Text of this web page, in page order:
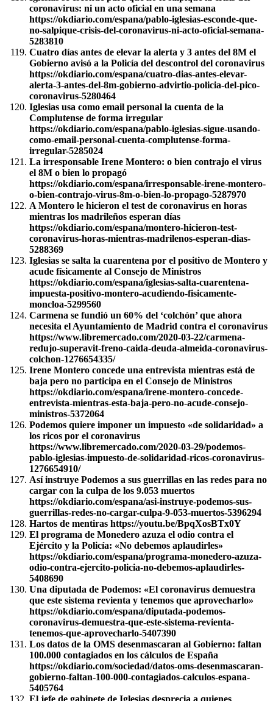
coronavirus: ni un acto oficial en una semana
https://okdiario.com/espana/pablo-iglesias-esconde-que-
no-salpique-crisis-del-coronavirus-ni-acto-oficial-semana-
5283810
Cuatro días antes de elevar la alerta y 3 antes del 8M el
Gobierno avisó a la Policía del descontrol del coronavirus
https://okdiario.com/espana/cuatro-dias-antes-elevar-
alerta-3-antes-del-8m-gobierno-advirtio-policia-del-pico-
coronavirus-5280464
Iglesias usa como email personal la cuenta de la
Complutense de forma irregular
https://okdiario.com/espana/pablo-iglesias-sigue-usando-
como-email-personal-cuenta-complutense-forma-
irregular-5285024
La irresponsable Irene Montero: o bien contrajo el virus
el 8M o bien lo propagó
https://okdiario.com/espana/irresponsable-irene-montero-
o-bien-contrajo-virus-8m-o-bien-lo-propago-5287970
A Montero le hicieron el test de coronavirus en horas
mientras los madrileños esperan días
https://okdiario.com/espana/montero-hicieron-test-
coronavirus-horas-mientras-madrilenos-esperan-dias-
5288369
Iglesias se salta la cuarentena por el positivo de Montero y
acude físicamente al Consejo de Ministros
https://okdiario.com/espana/iglesias-salta-cuarentena-
impuesta-positivo-montero-acudiendo-fisicamente-
moncloa-5299560
Carmena se fundió un 60% del ‘colchón’ que ahora
necesita el Ayuntamiento de Madrid contra el coronavirus
https://www.libremercado.com/2020-03-22/carmena-
redujo-superavit-freno-caida-deuda-almeida-coronavirus-
colchon-1276654335/
Irene Montero concede una entrevista mientras está de
baja pero no participa en el Consejo de Ministros
https://okdiario.com/espana/irene-montero-concede-
entrevista-mientras-esta-baja-pero-no-acude-consejo-
ministros-5372064
Podemos quiere imponer un impuesto «de solidaridad» a
los ricos por el coronavirus
https://www.libremercado.com/2020-03-29/podemos-
pablo-iglesias-impuesto-de-solidaridad-ricos-coronavirus-
1276654910/
Así instruye Podemos a sus guerrillas en las redes para no
cargar con la culpa de los 9.053 muertos
https://okdiario.com/espana/asi-instruye-podemos-sus-
guerrillas-redes-no-cargar-culpa-9-053-muertos-5396294
Hartos de mentiras https://youtu.be/BpqXosBTx0Y
El programa de Monedero azuza el odio contra el
Ejército y la Policía: «No debemos aplaudirles»
https://okdiario.com/espana/programa-monedero-azuza-
odio-contra-ejercito-policia-no-debemos-aplaudirles-
5408690
Una diputada de Podemos: «El coronavirus demuestra
que este sistema revienta y tenemos que aprovecharlo»
https://okdiario.com/espana/diputada-podemos-
coronavirus-demuestra-que-este-sistema-revienta-
tenemos-que-aprovecharlo-5407390
Los datos de la OMS desenmascaran al Gobierno: faltan
100.000 contagiados en los cálculos de España
https://okdiario.com/sociedad/datos-oms-desenmascaran-
gobierno-faltan-100-000-contagiados-calculos-espana-
5405764
El jefe de gabinete de Iglesias desprecia a quienes